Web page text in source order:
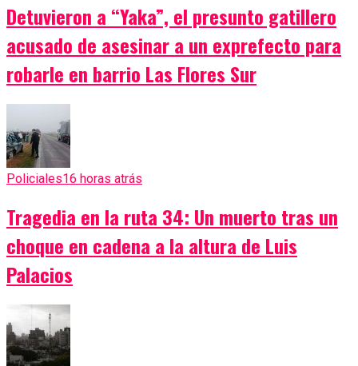
Detuvieron a “Yaka”, el presunto gatillero
acusado de asesinar a un exprefecto para
robarle en barrio Las Flores Sur
Policiales16 horas atrás
Tragedia en la ruta 34: Un muerto tras un
choque en cadena a la altura de Luis
Palacios